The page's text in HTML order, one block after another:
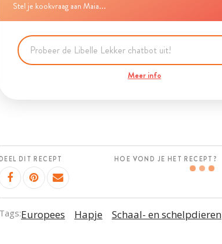
Stel je kookvraag aan Maia...
Meer info
DEEL DIT RECEPT HOE VOND JE HET RECEPT?
Tags:Europees Hapje Schaal- en schelpdieren